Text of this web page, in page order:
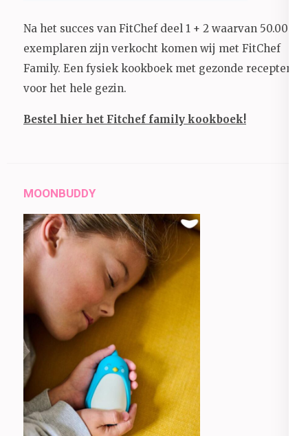
Na het succes van FitChef deel 1 + 2 waarvan 50.000+
exemplaren zijn verkocht komen wij met FitChef
Family. Een fysiek kookboek met gezonde recepten
voor het hele gezin.
Bestel hier het Fitchef family kookboek!
MOONBUDDY